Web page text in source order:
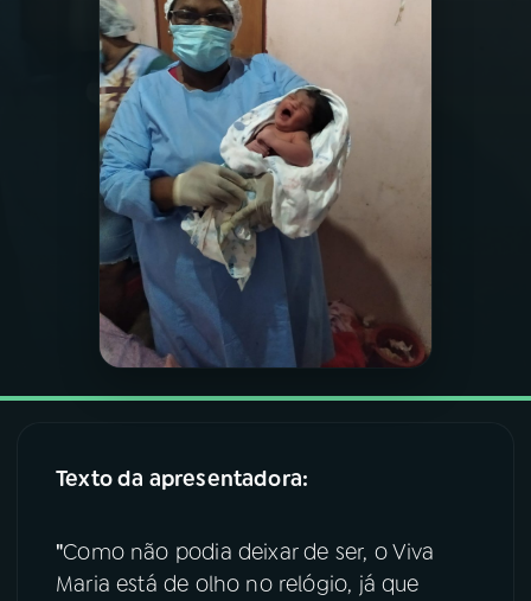
PODCASTS
VIDEOCASTS
ÚLTIMAS
FESTIVAL DE MÚSICA
ACOMPANHE A RÁDIO NACIONAL
Instagram X
Texto da apresentadora:
"Como não podia deixar de ser, o Viva
Maria está de olho no relógio, já que